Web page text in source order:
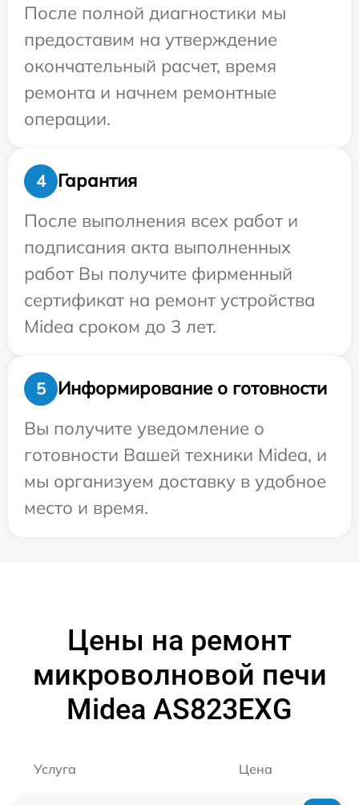
После полной диагностики мы
предоставим на утверждение
окончательный расчет, время
ремонта и начнем ремонтные
операции.
4
Гарантия
После выполнения всех работ и
подписания акта выполненных
работ Вы получите фирменный
сертификат на ремонт устройства
Midea сроком до 3 лет.
5
Информирование о готовности
Вы получите уведомление о
готовности Вашей техники Midea, и
мы организуем доставку в удобное
место и время.
Цены на ремонт
микроволновой печи
Midea AS823EXG
Услуга Цена